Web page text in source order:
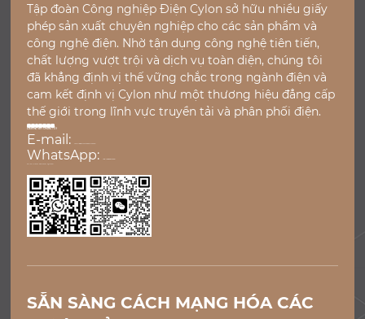
Tập đoàn Công nghiệp Điện Cylon sở hữu nhiều giấy
phép sản xuất chuyên nghiệp cho các sản phẩm và
công nghệ điện. Nhờ tận dụng công nghệ tiên tiến,
chất lượng vượt trội và dịch vụ toàn diện, chúng tôi
đã khẳng định vị thế vững chắc trong ngành điện và
cam kết định vị Cylon như một thương hiệu đẳng cấp
thế giới trong lĩnh vực truyền tải và phân phối điện.
LIÊN HỆ VỚI CHÚNG TÔI
E-mail: john@cylonelectric.com
WhatsApp:
+86 13856312790
NAM KINH TRUNG QUỐC
SẴN SÀNG CÁCH MẠNG HÓA CÁC